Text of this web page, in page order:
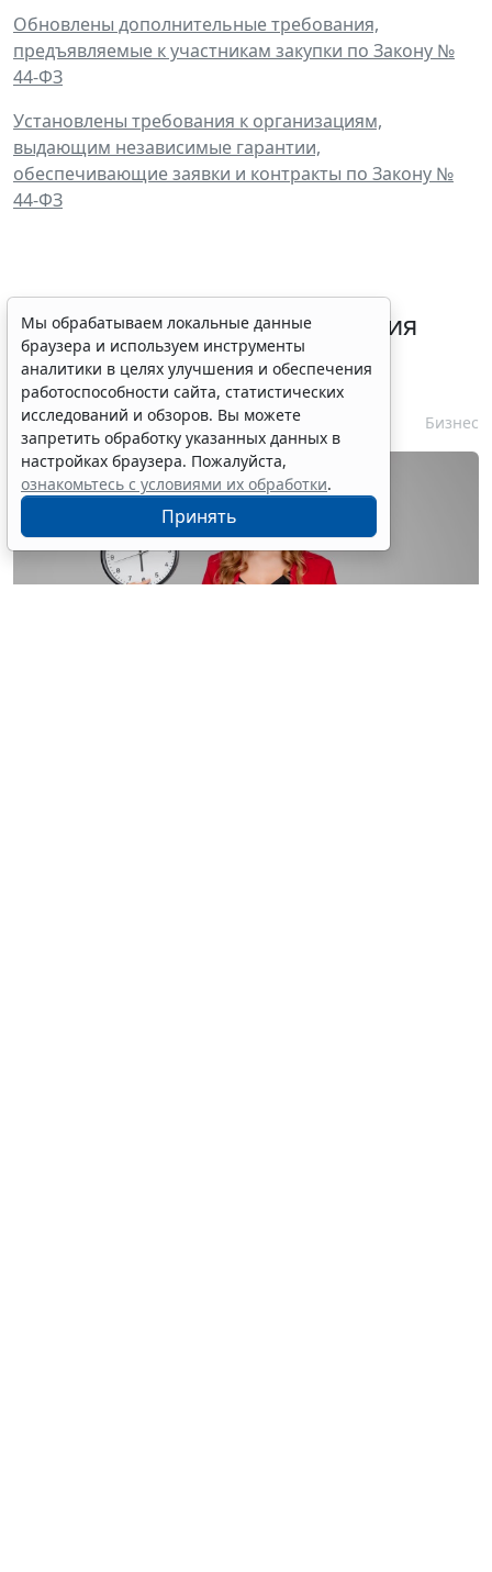
Обновлены дополнительные требования,
предъявляемые к участникам закупки по Закону №
44-ФЗ
Установлены требования к организациям,
выдающим независимые гарантии,
обеспечивающие заявки и контракты по Закону №
44-ФЗ
Срок согласования заключения
контракта с единственным
контрагентом сократили
7 августа 2026 16:55 Бизнес
Мы обрабатываем локальные данные
браузера и используем инструменты
аналитики в целях улучшения и обеспечения
работоспособности сайта, статистических
исследований и обзоров. Вы можете
запретить обработку указанных данных в
настройках браузера. Пожалуйста,
ознакомьтесь с условиями их обработки.
Принять